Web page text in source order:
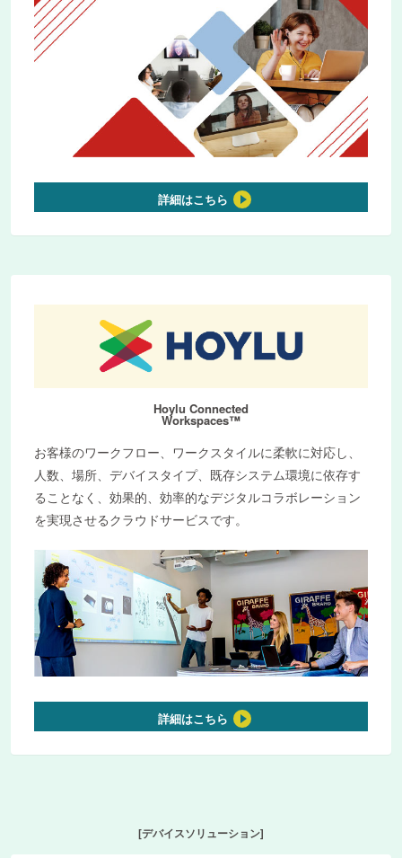
詳細はこちら
Hoylu Connected
Workspaces™
お客様のワークフロー、ワークスタイルに柔軟に対応し、
人数、場所、デバイスタイプ、既存システム環境に依存す
ることなく、効果的、効率的なデジタルコラボレーション
を実現させるクラウドサービスです。
詳細はこちら
[デバイスソリューション]